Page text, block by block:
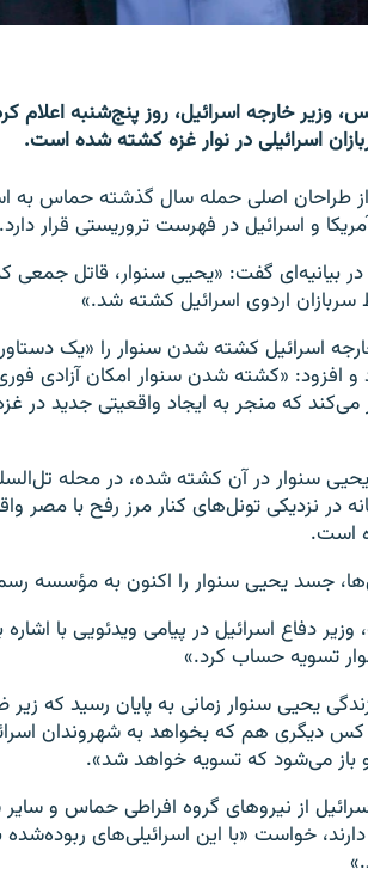
وزیر خارجه اسرائیل، روز پنج‌شنبه
اسرائیلی در نوار غزه کشته شده است.
طراحان اصلی حمله سال گذشته حماس به
و اسرائیل در فهرست تروریستی قرار دارد.
سربازان اردوی اسرائیل کشته شد.»
اسرائیل کشته شدن سنوار را «یک
افزود: «کشته شدن سنوار امکان آزادی فوری
می‌کند که منجر به ایجاد واقعیتی جدید
سنوار در آن کشته شده، در محله
در نزدیکی تونل‌های کنار مرز رفح با مصر
است.
جسد یحیی سنوار را اکنون به مؤسسه
وزیر دفاع اسرائیل در پیامی ویدئویی با
تسویه حساب کرد.»
یحیی سنوار زمانی به پایان رسید که
دیگری هم که بخواهد به شهروندان
باز می‌شود که تسویه خواهد شد».
از نیروهای گروه افراطی حماس و
خواست «با این اسرائیلی‌های ربوده‌شده